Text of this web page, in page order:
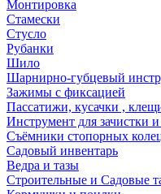
Монтировка
Стамески
Стусло
Рубанки
Шило
Шарнирно-губцевый
Зажимы с фиксацией
Пассатижи, кусачки ,
Инструмент для зачистки
Съёмники стопорных
Садовый инвентарь
Ведра и тазы
Строительные и Садовые